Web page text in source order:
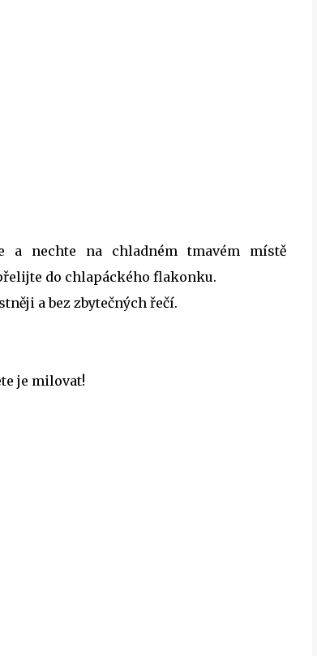
a nechte na chladném tmavém místě
do chlapáckého flakonku.
a bez zbytečných řečí.
je milovat!